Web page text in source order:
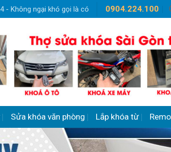
- Không ngại khó gọi là có 0904.224.100
Sửa khóa văn phòng Lắp khóa từ